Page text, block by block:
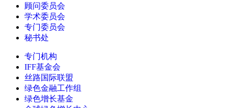
顾问委员会
学术委员会
专门委员会
秘书处
专门机构
IFF基金会
丝路国际联盟
绿色金融工作组
绿色增长基金